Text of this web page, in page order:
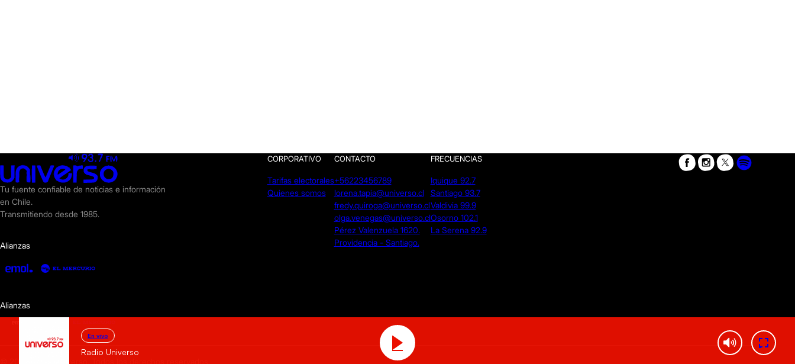
En vivo
Radio Universo
Tu fuente confiable de noticias e información
en Chile.
Transmitiendo desde 1985.
Alianzas
CORPORATIVO
Tarifas electorales
Quienes somos
CONTACTO
+56223456789
lorena.tapia@universo.cl
fredy.quiroga@universo.cl
olga.venegas@universo.cl
Pérez Valenzuela 1620.
Providencia - Santiago.
FRECUENCIAS
Iquique 92.7
Santiago 93.7
Valdivia 99.9
Osorno 102.1
La Serena 92.9
Alianzas